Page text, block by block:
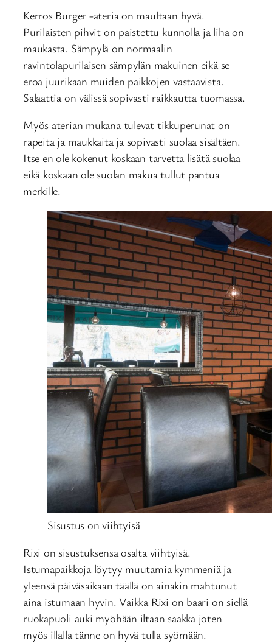
Kerros Burger -ateria on maultaan hyvä.
Purilaisten pihvit on paistettu kunnolla ja liha on
maukasta. Sämpylä on normaalin
ravintolapurilaisen sämpylän makuinen eikä se
eroa juurikaan muiden paikkojen vastaavista.
Salaattia on välissä sopivasti raikkautta tuomassa.
Myös aterian mukana tulevat tikkuperunat on
rapeita ja maukkaita ja sopivasti suolaa sisältäen.
Itse en ole kokenut koskaan tarvetta lisätä suolaa
eikä koskaan ole suolan makua tullut pantua
merkille.
Sisustus on viihtyisä
Rixi on sisustuksensa osalta viihtyisä.
Istumapaikkoja löytyy muutamia kymmeniä ja
yleensä päiväsaikaan täällä on ainakin mahtunut
aina istumaan hyvin. Vaikka Rixi on baari on siellä
ruokapuoli auki myöhään iltaan saakka joten
myös illalla tänne on hyvä tulla syömään.